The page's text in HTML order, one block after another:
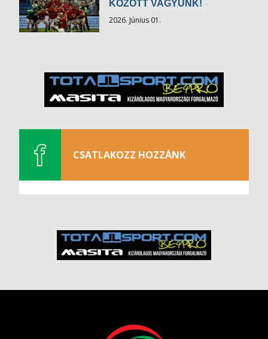
KÖZÖTT VAGYUNK!
2026. Június 01.
CSATLAKOZZ HOZZÁNK